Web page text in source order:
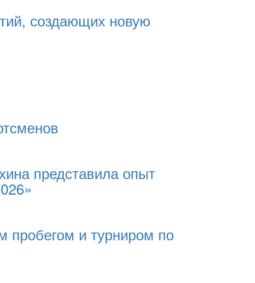
создающих новую
представила опыт
пробегом и турниром по